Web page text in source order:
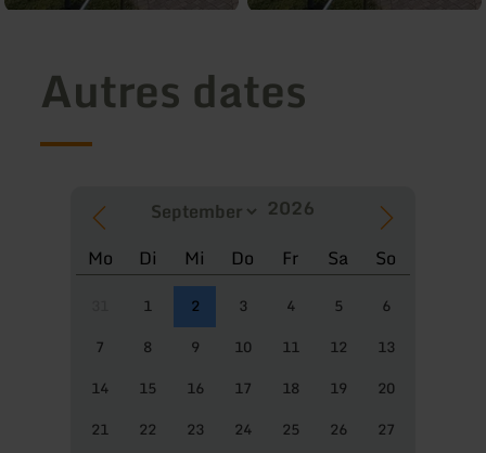
Autres dates
Mo Di Mi Do Fr Sa So
1 2 3 4 5
6
7
8 9 10 11 12
13
14
15 16 17 18 19
20
21
22 23 24 25 26
27